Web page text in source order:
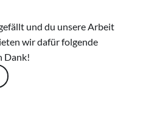
und du unsere Arbeit
wir dafür folgende
Dank!